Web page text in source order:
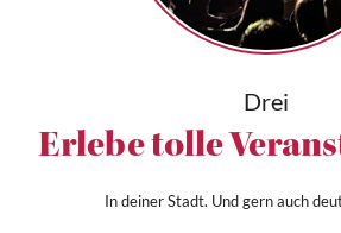
Drei
Erlebe tolle
In deiner Stadt. Und gern auch